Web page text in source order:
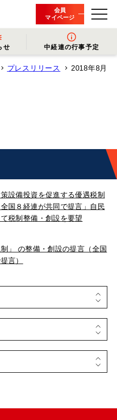
会員
マイページ
拶
せ
- プレスリリース
中経連の行事予定
プレスリリース 2018年8月
策設備投資を促進する優遇税制
国８経連が共同で提言」自民
税制整備・創設を要望
制」 の整備・創設の提言（全国
言）